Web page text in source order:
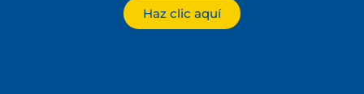
Haz clic aquí